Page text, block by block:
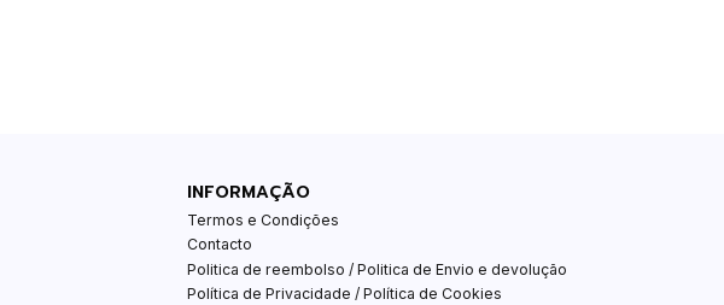
INFORMAÇÃO
Termos e Condições
Contacto
Politica de reembolso / Politica de Envio e devolução
Política de Privacidade / Política de Cookies